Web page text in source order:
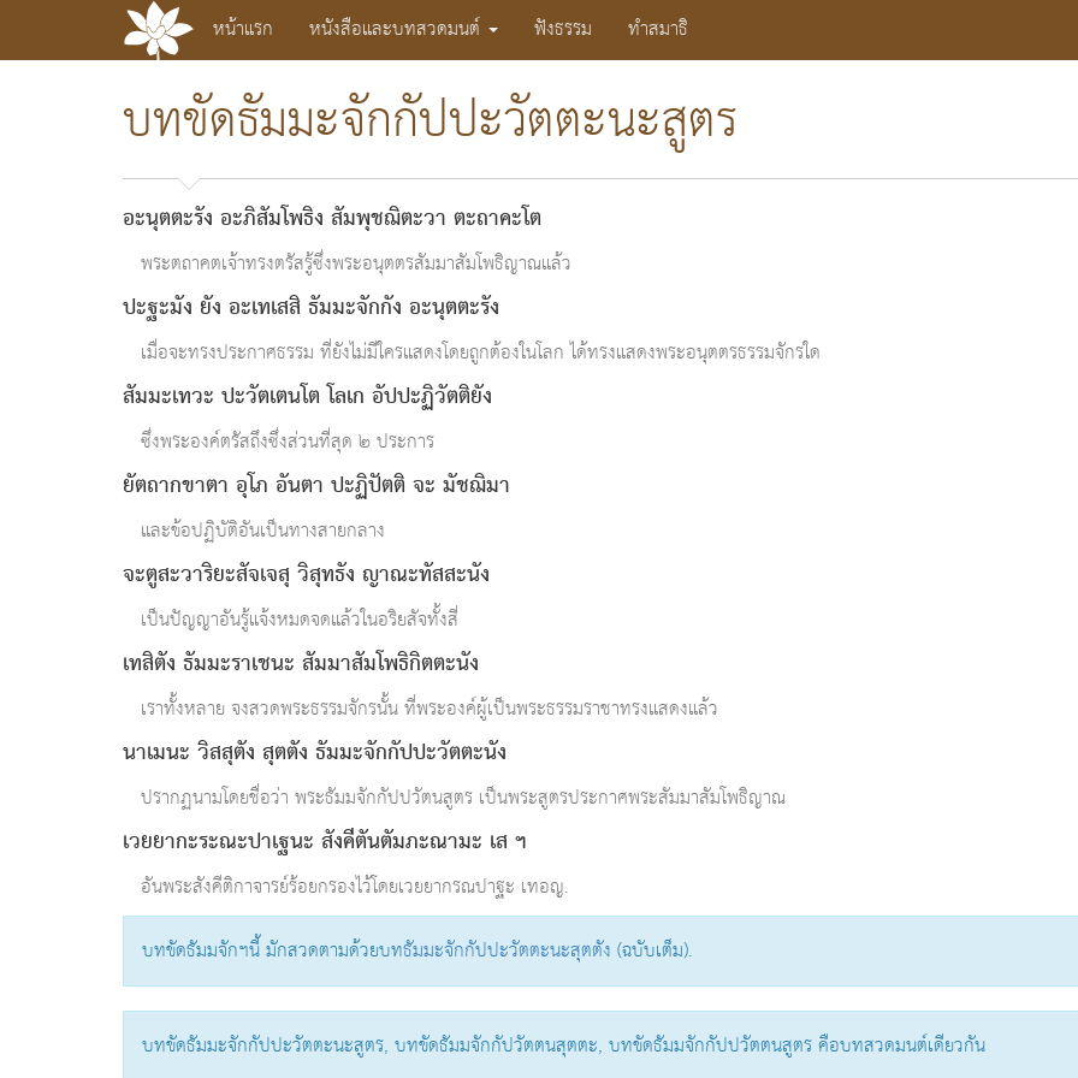
วิมุตติ
บท
สวด
มนต์
แปล
และ
พระ
ธรรม
ของ
พระพุทธเจ้า
หน้าแรก หนังสือและบทสวดมนต์ ฟังธรรม ทำสมาธิ
บทขัดธัมมะจักกัปปะวัตตะนะสูตร
อะนุตตะรัง อะภิสัมโพธิง สัมพุชฌิตะวา ตะถาคะโต
พระตถาคตเจ้าทรงตรัสรู้ซึ่งพระอนุตตรสัมมาสัมโพธิญาณแล้ว
ปะฐะมัง ยัง อะเทเสสิ ธัมมะจักกัง อะนุตตะรัง
เมื่อจะทรงประกาศธรรม ที่ยังไม่มีใครแสดงโดยถูกต้องในโลก ได้ทรงแสดงพระอนุตตรธรรมจักรใด
สัมมะเทวะ ปะวัตเตนโต โลเก อัปปะฏิวัตติยัง
ซึ่งพระองค์ตรัสถึงซึ่งส่วนที่สุด ๒ ประการ
ยัตถากขาตา อุโภ อันตา ปะฏิปัตติ จะ มัชฌิมา
และข้อปฏิบัติอันเป็นทางสายกลาง
จะตูสะวาริยะสัจเจสุ วิสุทธัง ญาณะทัสสะนัง
เป็นปัญญาอันรู้แจ้งหมดจดแล้วในอริยสัจทั้งสี่
เทสิตัง ธัมมะราเชนะ สัมมาสัมโพธิกิตตะนัง
เราทั้งหลาย จงสวดพระธรรมจักรนั้น ที่พระองค์ผู้เป็นพระธรรมราชาทรงแสดงแล้ว
นาเมนะ วิสสุตัง สุตตัง ธัมมะจักกัปปะวัตตะนัง
ปรากฏนามโดยชื่อว่า พระธัมมจักกัปปวัตนสูตร เป็นพระสูตรประกาศพระสัมมาสัมโพธิญาณ
เวยยากะระณะปาเฐนะ สังคีตันตัมภะณามะ เส ฯ
อันพระสังคีติกาจารย์ร้อยกรองไว้โดยเวยยากรณปาฐะ เทอญ.
บทขัดธัมมจักฯนี้ มักสวดตามด้วยบทธัมมะจักกัปปะวัตตะนะสุตตัง (ฉบับเต็ม).
บทขัดธัมมะจักกัปปะวัตตะนะสูตร, บทขัดธัมมจักกัปวัตตนสุตตะ, บทขัดธัมมจักกัปปวัตตนสูตร คือบทสวดมนต์เดียวกัน